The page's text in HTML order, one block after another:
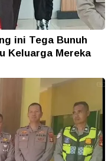
ini Tega Bunuh
Keluarga Mereka